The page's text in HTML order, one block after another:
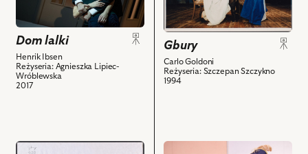
Admirał
i
powiązanych
z
nim
Na
zdjęciu:
Eliza
Borowska
–
Modzelewski
Dom lalki
Henrik Ibsen
Reżyseria: Agnieszka Lipiec-
Wróblewska
2017
Na
zdjęciu:
Andrzej
Balcerzak
-
Konstanty,
Marianna,
Gbury
Carlo Goldoni
Reżyseria: Szczepan Szczykno
1994
przejdź
przejdź